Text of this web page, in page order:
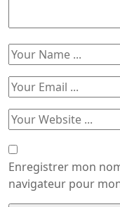
Enregistrer mon
navigateur pour